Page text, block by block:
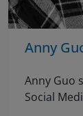
Anny
Anny Guo
Social